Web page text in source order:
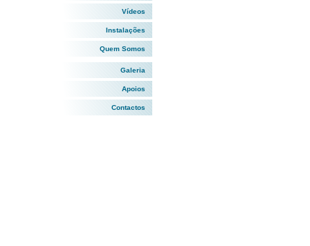
Vídeos
Instalações
Quem Somos
Galeria
Apoios
Contactos